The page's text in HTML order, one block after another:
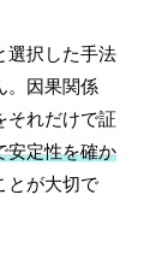
選択した手法
。因果関係
それだけで証
安定性を確か
とが大切で